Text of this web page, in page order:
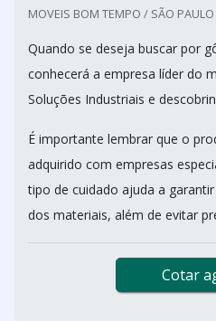
MOVEIS BOM TEMPO / SÃO PAULO
Quando se deseja buscar por
conhecerá a empresa líder do
Soluções Industriais e
É importante lembrar que o
adquirido com empresas
tipo de cuidado ajuda a
dos materiais, além de evitar
Cotar